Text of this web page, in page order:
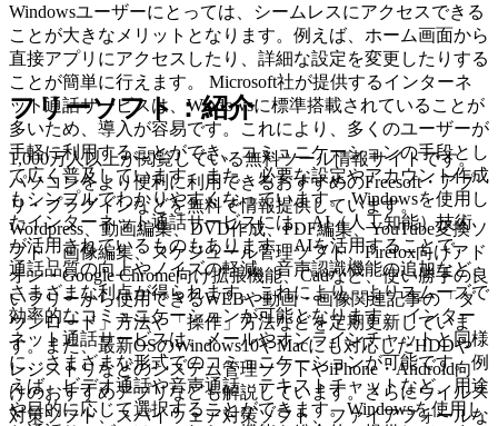
Windowsユーザーにとっては、シームレスにアクセスできる
ことが大きなメリットとなります。例えば、ホーム画面から
直接アプリにアクセスしたり、詳細な設定を変更したりする
ことが簡単に行えます。 Microsoft社が提供するインターネ
ット通話サービスは、Windowsに標準搭載されていることが
多いため、導入が容易です。これにより、多くのユーザーが
手軽に利用することができ、コミュニケーションの手段とし
て広く普及しています。また、必要な設定やアカウント作成
もシンプルでわかりやすくなっています。 Windowsを使用し
たインターネット通話サービスには、AI（人工知能）技術
が活用されているものもあります。AIを活用することで、
通話品質の向上やノイズの軽減、音声認識機能の追加など、
さまざまな利点が得られます。これにより、よりスムーズで
効率的なコミュニケーションが可能となります。 インター
ネット通話サービスは、メールやオンラインチャットと同様
に、さまざまな形式でのコミュニケーションが可能です。例
えば、ビデオ通話や音声通話、テキストチャットなど、用途
や目的に応じて選択することができます。Windowsを使用し
フリーソフト：紹介
1,000万人以上が閲覧している無料ツール情報サイトです。
パソコンをより便利に利用できるおすすめのFreesoft・アプ
リ・プラグインなどを無料で情報提供しています。
Wordpress、動画編集、DVD作成、PDF編集、YouTube変換ソ
フト、画像編集、スケジュール管理ソフト、Firefox向けアド
オン・Google Chrome向け拡張機能、Cadなど、使い勝手の良
いフリーから使用できるWEBや動画・画像関連記事の「ダ
ウンロード」方法や「操作」方法などを定期更新していま
す。また、最新OSのWindows10やMacにも対応したHDDや
レジストリなどのシステム管理ソフトやiPhone・Android向
けのおすすめアプリなども解説しています。さらにウイルス
対策ソフト、スパイウェア対策ソフト、ファイアフォールな